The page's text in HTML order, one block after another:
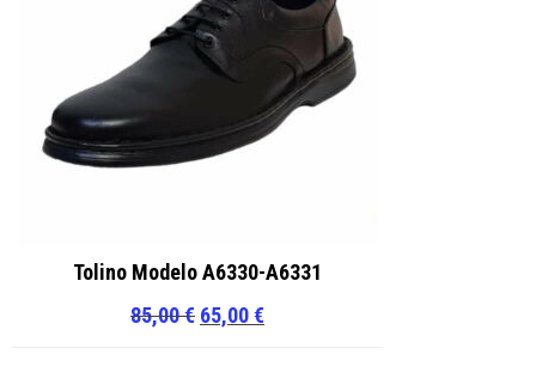
Tolino Modelo A6330-A6331
85,00€ El
65,00€